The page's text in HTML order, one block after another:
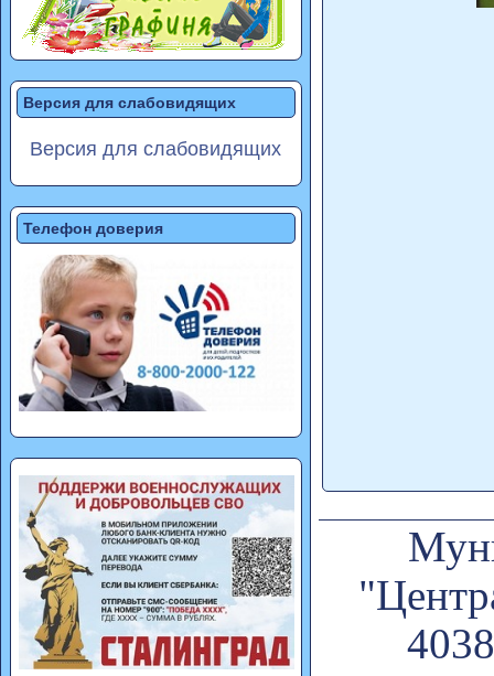
Версия для слабовидящих
Версия для слабовидящих
Телефон доверия